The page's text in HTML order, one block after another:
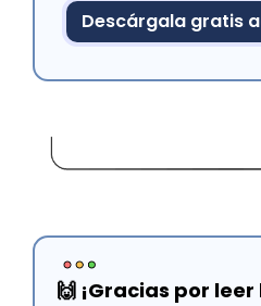
Descárgala gratis
🙌 ¡Gracias por